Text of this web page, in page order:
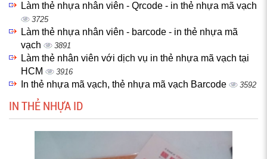
Làm thẻ nhựa nhân viên - Qrcode - in thẻ nhựa mã vạch
3725
Làm thẻ nhựa nhân viên - barcode - in thẻ nhựa mã
vạch
3891
Làm thẻ nhân viên với dịch vụ in thẻ nhựa mã vạch tại
HCM
3916
In thẻ nhựa mã vạch, thẻ nhựa mã vạch Barcode 3592
IN THẺ NHỰA ID